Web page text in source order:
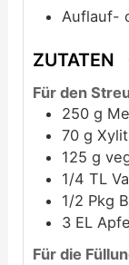
Auflauf-
ZUTATEN
Für den
250 g
70 g Xylit
125 g
1/4TL
1/2 Pkg
3 EL
Für die